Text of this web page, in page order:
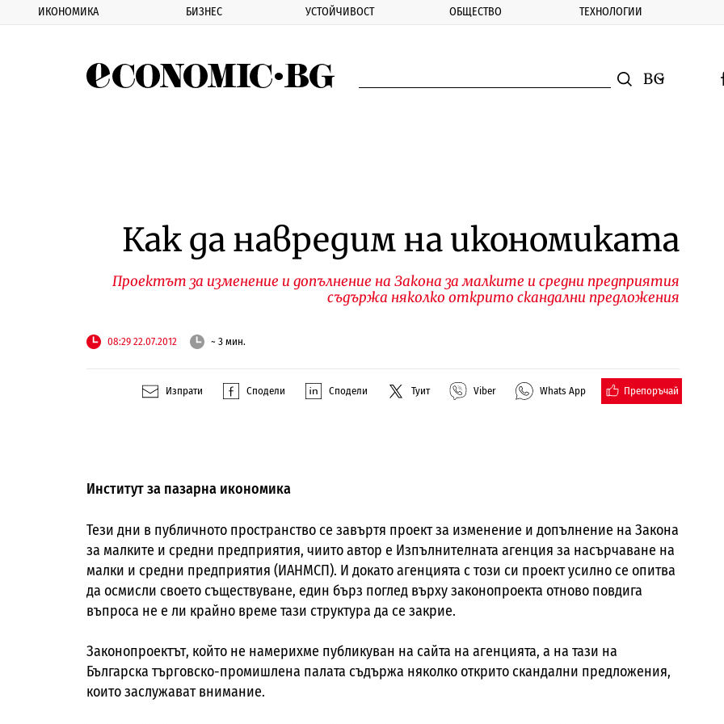
ИКОНОМИКА БИЗНЕС УСТОЙЧИВОСТ ОБЩЕСТВО ТЕХНОЛОГИИ
Смяна на
Как да навредим на икономиката
Проектът за изменение и допълнение на Закона за малките и средни предприятия
съдържа няколко открито скандални предложения
08:29 22.07.2012 ~ 3 мин.
Изпрати Сподели Сподели Туит Viber Whats App Препоръчай
Институт за пазарна икономика
Тези дни в публичното пространство се завъртя проект за изменение и допълнение на Закона
за малките и средни предприятия, чиито автор е Изпълнителната агенция за насърчаване на
малки и средни предприятия (ИАНМСП). И докато агенцията с този си проект усилно се опитва
да осмисли своето съществуване, един бърз поглед върху законопроекта отново повдига
въпроса не е ли крайно време тази структура да се закрие.
Законопроектът, който не намерихме публикуван на сайта на агенцията, а на тази на
Българска търговско-промишлена палата съдържа няколко открито скандални предложения,
които заслужават внимание.